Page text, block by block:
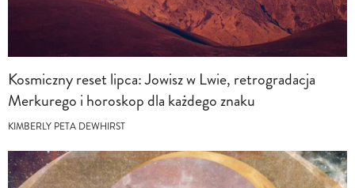
Kosmiczny reset lipca: Jowisz w Lwie, retrogradacja
Merkurego i horoskop dla każdego znaku
KIMBERLY PETA DEWHIRST